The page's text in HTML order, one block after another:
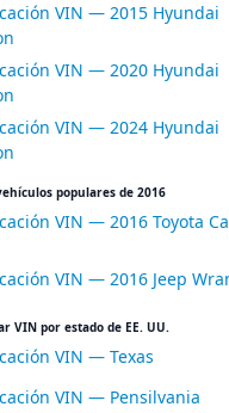
VIN — 2015 Hyundai
VIN — 2020 Hyundai
VIN — 2024 Hyundai
populares de 2016
VIN — 2016 Toyota
VIN — 2016 Jeep
VIN por estado de EE. UU.
VIN — Texas
VIN — Pensilvania